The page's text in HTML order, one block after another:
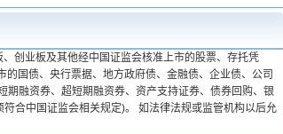
创业板及其他经中国证监会核准上市的股票、存托凭
国债、央行票据、地方政府债、金融债、企业债、公司
融资券、超短期融资券、资产支持证券、债券回购、银
合中国证监会相关规定)。 如法律法规或监管机构以后允